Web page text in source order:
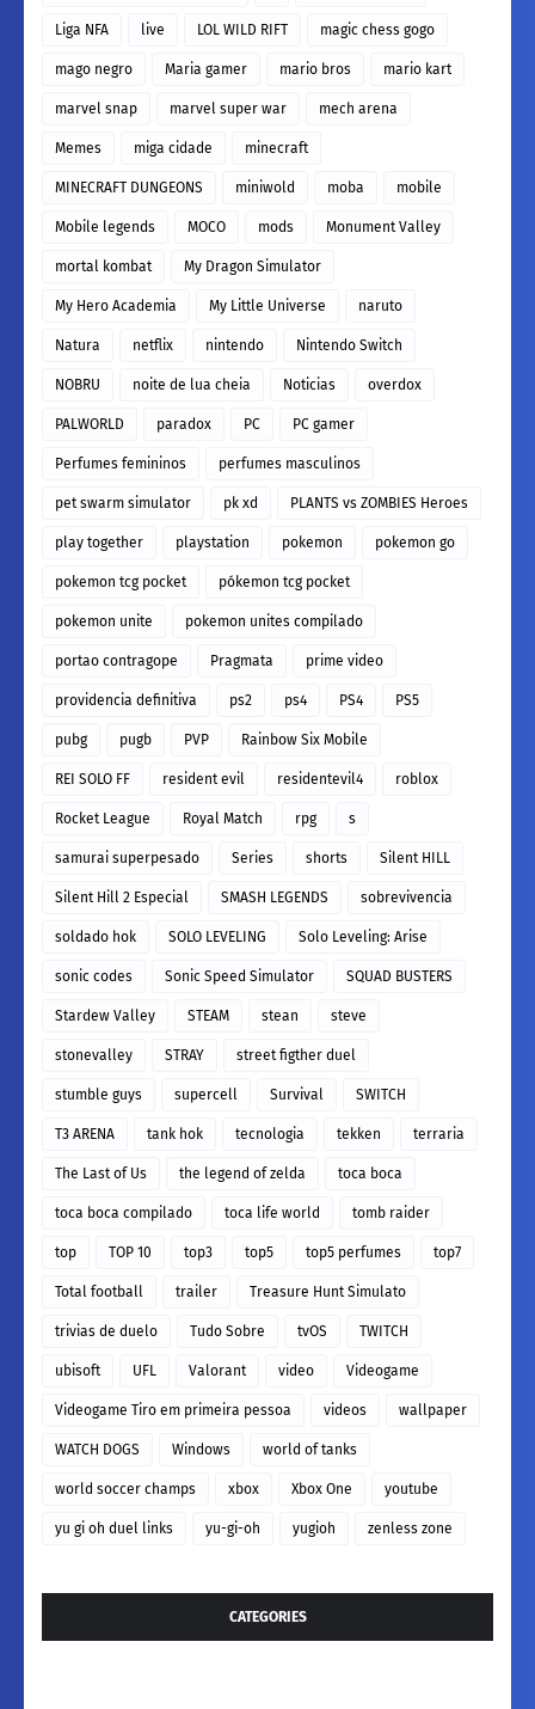
Liga NFA live LOL WILD RIFT magic chess gogo
mago negro Maria gamer mario bros mario kart
marvel snap marvel super war mech arena
Memes miga cidade minecraft
MINECRAFT DUNGEONS miniwold moba mobile
Mobile legends MOCO mods Monument Valley
mortal kombat My Dragon Simulator
My Hero Academia My Little Universe naruto
Natura netflix nintendo Nintendo Switch
NOBRU noite de lua cheia Noticias overdox
PALWORLD paradox PC PC gamer
Perfumes femininos perfumes masculinos
pet swarm simulator pk xd PLANTS vs ZOMBIES Heroes
play together playstation pokemon pokemon go
pokemon tcg pocket pókemon tcg pocket
pokemon unite pokemon unites compilado
portao contragope Pragmata prime video
providencia definitiva ps2 ps4 PS4 PS5
pubg pugb PVP Rainbow Six Mobile
REI SOLO FF resident evil residentevil4 roblox
Rocket League Royal Match rpg s
samurai superpesado Series shorts Silent HILL
Silent Hill 2 Especial SMASH LEGENDS sobrevivencia
soldado hok SOLO LEVELING Solo Leveling: Arise
sonic codes Sonic Speed Simulator SQUAD BUSTERS
Stardew Valley STEAM stean steve
stonevalley STRAY street figther duel
stumble guys supercell Survival SWITCH
T3 ARENA tank hok tecnologia tekken terraria
The Last of Us the legend of zelda toca boca
toca boca compilado toca life world tomb raider
top TOP 10 top3 top5 top5 perfumes top7
Total football trailer Treasure Hunt Simulato
trivias de duelo Tudo Sobre tvOS TWITCH
ubisoft UFL Valorant video Videogame
Videogame Tiro em primeira pessoa videos wallpaper
WATCH DOGS Windows world of tanks
world soccer champs xbox Xbox One youtube
yu gi oh duel links yu-gi-oh yugioh zenless zone
CATEGORIES